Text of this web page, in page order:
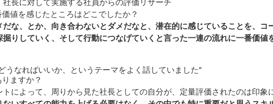
値を感じたところはどこでしたか？
な、とか、向き合わないとダメだなと、潜在的に感じていることを、コ
りしていく、そして行動につなげていくと言った一連の流れに一番価値
うなればいいか、というテーマをよく話していました”
ますか？
によって、周りから見た社長としての自分が、定量評価されたのは印象